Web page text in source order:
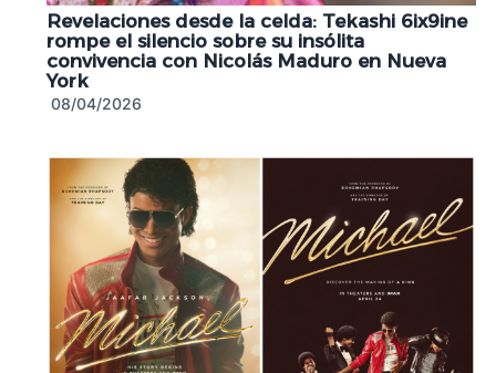
Revelaciones desde la celda: Tekashi 6ix9ine
rompe el silencio sobre su insólita
convivencia con Nicolás Maduro en Nueva
York
08/04/2026